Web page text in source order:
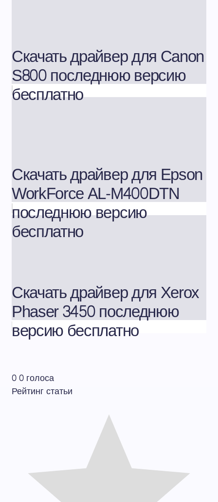
Скачать драйвер для Canon
S800 последнюю версию
бесплатно
Скачать драйвер для Epson
WorkForce AL-M400DTN
последнюю версию
бесплатно
Скачать драйвер для Xerox
Phaser 3450 последнюю
версию бесплатно
00голоса
Рейтинг статьи